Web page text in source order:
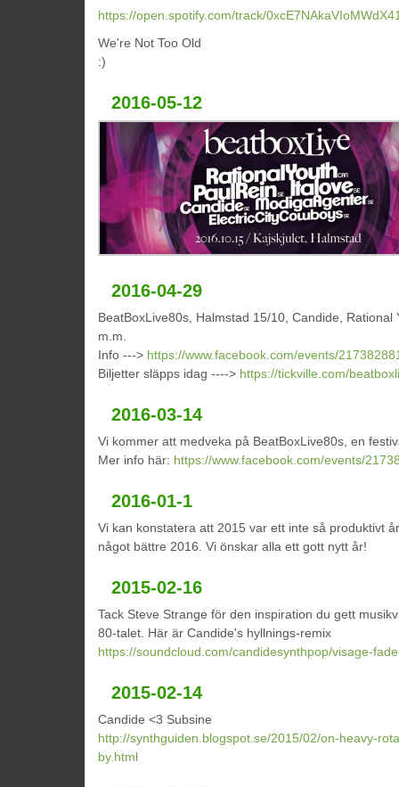
https://open.spotify.com/track/
We're Not Too Old
:)
2016-05-12
2016-04-29
BeatBoxLive80s, Halmstad 15/10, Candide, Rational
m.m.
Info ---> https://www.facebook.com/events/
Biljetter släpps idag ----> https://tickville.com/
2016-03-14
Vi kommer att medveka på BeatBoxLive80s, en
Mer info här: https://www.facebook.com/events/
2016-01-1
Vi kan konstatera att 2015 var ett inte så produktivt
något bättre 2016. Vi önskar alla ett gott nytt år!
2015-02-16
Tack Steve Strange för den inspiration du gett
80-talet. Här är Candide's hyllnings-remix
https://soundcloud.com/candidesynthpop/visage-
2015-02-14
Candide <3 Subsine
http://synthguiden.blogspot.se/2015/02/on-heavy-
by.html